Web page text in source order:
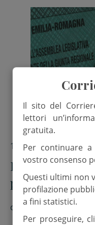
18 Novembre 2024
Emilia
per cento
elezioni
di Red.
Il sito del
lettori
gratuita.
Per continuare
vostro consenso
Questi ultimi non
profilazione
a fini statistici.
Per proseguire,